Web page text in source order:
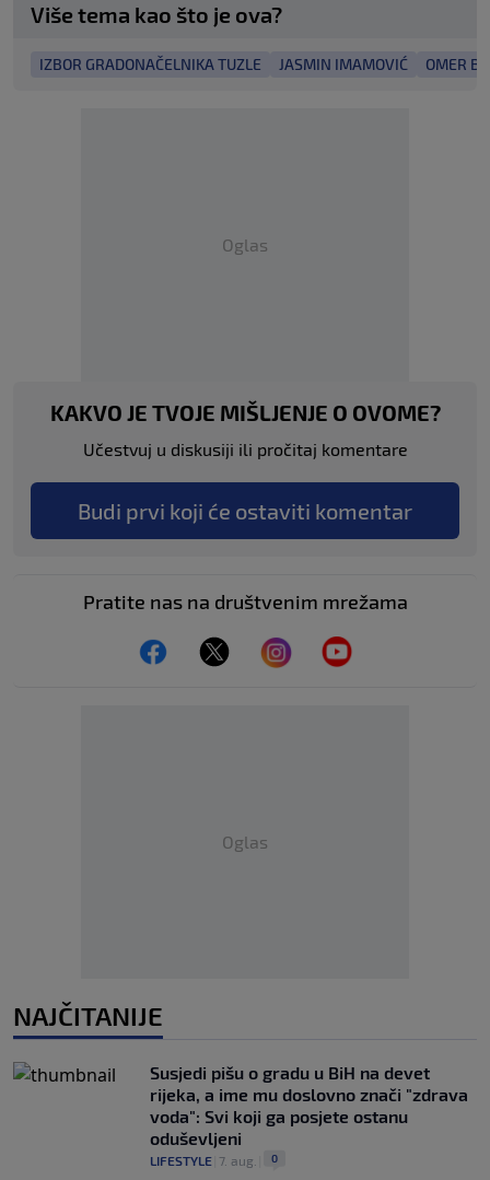
Više tema kao što je ova?
IZBOR GRADONAČELNIKA TUZLE JASMIN IMAMOVIĆ OMER
Oglas
KAKVO JE TVOJE MIŠLJENJE O OVOME?
Učestvuj u diskusiji ili pročitaj komentare
Budi prvi koji će ostaviti komentar
Pratite nas na društvenim mrežama
Oglas
NAJČITANIJE
Susjedi pišu o gradu u BiH na devet
rijeka, a ime mu doslovno znači "zdrava
voda": Svi koji ga posjete ostanu
oduševljeni
LIFESTYLE 7. aug. 0